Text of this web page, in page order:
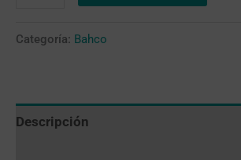
Categoría: Bahco
Descripción